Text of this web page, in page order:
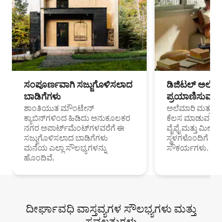
ಸಂಪೂರ್ಣವಾಗಿ ಸಜ್ಜುಗೊಳಿಸಲಾದ
ಬಾಡಿಗೆಗಳು
ಶಾಂತಿಯುತ ಮೌಂಟೇನ್
ಕ್ಯಾಬಿನ್‌ಗಳಿಂದ ಹಿಡಿದು ಅನುಕೂಲಕರ
ನಗರ ಅಪಾರ್ಟ್‌ಮೆಂಟ್‌ಗಳವರೆಗೆ ಈ
ಸಜ್ಜುಗೊಳಿಸಲಾದ ಬಾಡಿಗೆಗಳು
ಮನೆಯ ಎಲ್ಲಾ ಸೌಲಭ್ಯಗಳನ್ನು
ಹೊಂದಿವೆ.
ಡಿಜಿಟಲ್
ಪ್ರಯಾಣಿಸುವ
ಅಲೆಮಾರಿ ಮತ್ತು
ಕೆಲಸ ಮಾಡುವ
ವೈಫೈ ಮತ್ತು
ಸ್ಥಳಗಳೊಂದಿಗೆ
ಸೌಕರ್ಯಗಳು.
ದೀರ್ಘಾವಧಿ ವಾಸ್ತವ್ಯಗಳ ಸೌಲಭ್ಯಗಳು ಮತ್ತು